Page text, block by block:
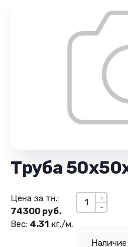
Труба
-
+
Цена за тн.:
74300 руб.
Вес: 4.31 кг./м.